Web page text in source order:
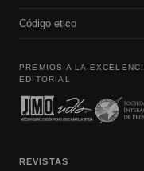
Código etico
PREMIOS A LA
EDITORIAL
REVISTAS